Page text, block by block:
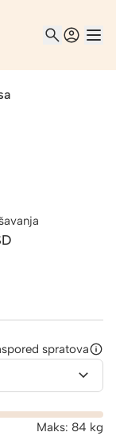
spratova
Maks: 84 kg